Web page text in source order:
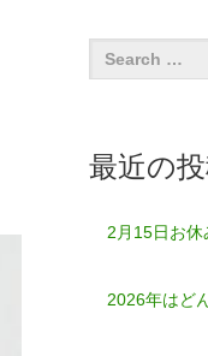
最近の
2月15日お休
2026年はど